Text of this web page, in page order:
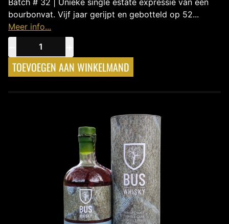
Batch # 32 | Unieke single estate expressie van één
bourbonvat. Vijf jaar gerijpt en gebotteld op 52...
Meer info...
TOEVOEGEN AAN WINKELMAND